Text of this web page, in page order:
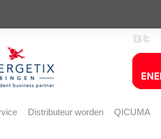
Distributeur worden QICUMA